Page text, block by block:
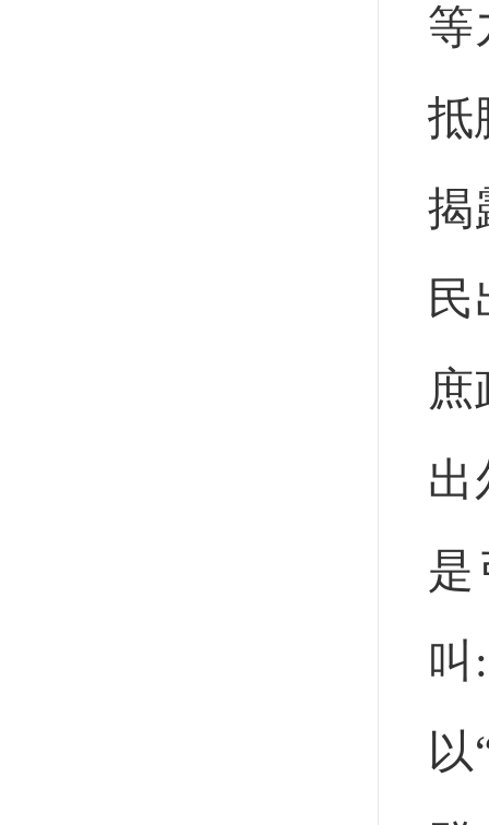
等
抵
揭
出
叫
以